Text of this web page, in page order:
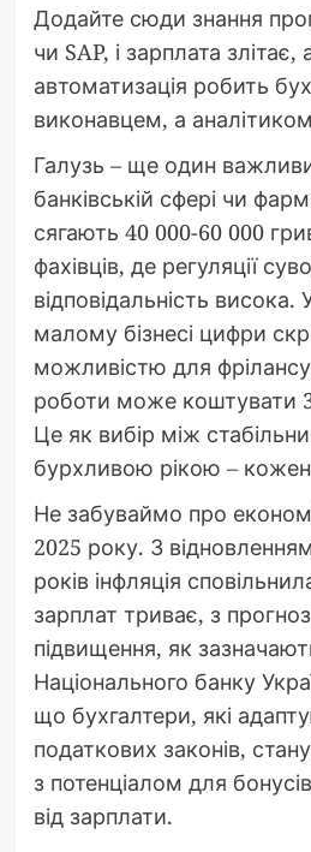
Додайте сюди знання
чи SAP, і зарплата
автоматизація робить
виконавцем, а
Галузь – ще один
банківській сфері чи
сягають 40 000-60 000
фахівців, де регуляції
відповідальність висока.
малому бізнесі цифри
можливістю для
роботи може коштувати
Це як вибір між
бурхливою рікою –
Не забуваймо про
2025 року. З
років інфляція
зарплат триває, з
підвищення, як
Національного банку
що бухгалтери, які
податкових законів,
з потенціалом для
від зарплати.